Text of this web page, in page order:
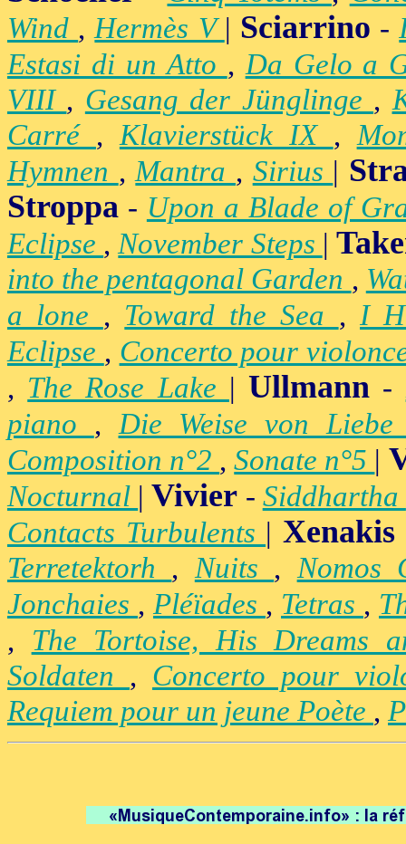
Wind ,Hermès V| Sciarrino -
Estasi di un Atto ,Da Gelo a
VIII , Gesang der Jünglinge ,
Carré ,Klavierstück IX ,
Hymnen ,Mantra , Sirius |
Stroppa - Upon a Blade of
Eclipse ,November Steps |
into the pentagonal Garden ,
a lone , Toward the Sea ,I
Eclipse , Concerto pour
, The Rose Lake |Ullmann -
piano ,Die Weise von
Composition n°2 ,Sonate n°5 |
Nocturnal |Vivier - Siddhartha
Contacts Turbulents | Xenakis
Terretektorh ,Nuits ,Nomos
Jonchaies , Pléïades , Tetras ,
, The Tortoise, His Dreams
Soldaten , Concerto pour
Requiem pour un jeune Poète ,